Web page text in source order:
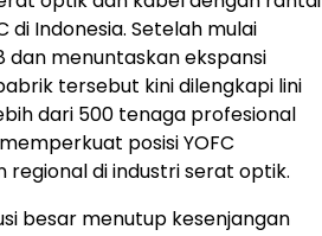
di Indonesia. Setelah mulai
dan menuntaskan ekspansi
tersebut kini dilengkapi lini
dari 500 tenaga profesional
posisi YOFC
regional di industri serat optik.
besar menutup kesenjangan